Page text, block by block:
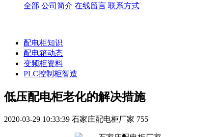
全部 公司简介 在线留言 联系方式
配电柜知识
配电箱动态
变频柜资料
PLC控制柜智造
低压配电柜老化的解决措施
2020-03-29 10:33:39 石家庄配电柜厂家 755